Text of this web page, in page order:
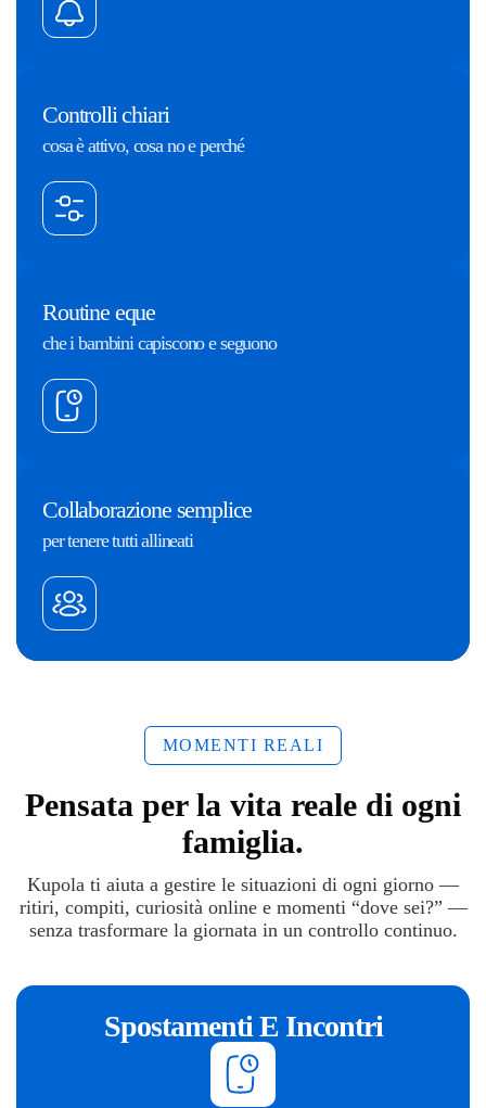
Controlli chiari
cosa è attivo, cosa no e perché
Routine eque
che i bambini capiscono e seguono
Collaborazione semplice
per tenere tutti allineati
MOMENTI REALI
Pensata per la vita reale di ogni
famiglia.
Kupola ti aiuta a gestire le situazioni di ogni giorno —
ritiri, compiti, curiosità online e momenti “dove sei?” —
senza trasformare la giornata in un controllo continuo.
Spostamenti E Incontri